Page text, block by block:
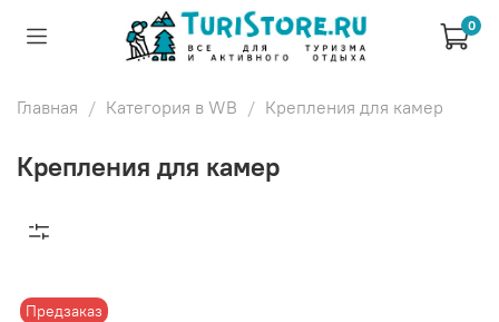
0
Главная Категория в WB Крепления для камер
Крепления для камер
Предзаказ